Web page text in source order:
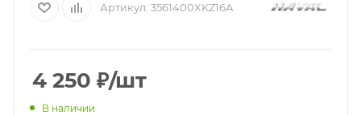
Артикул: 3561400XKZ16A
4 250 ₽/шт
В наличии